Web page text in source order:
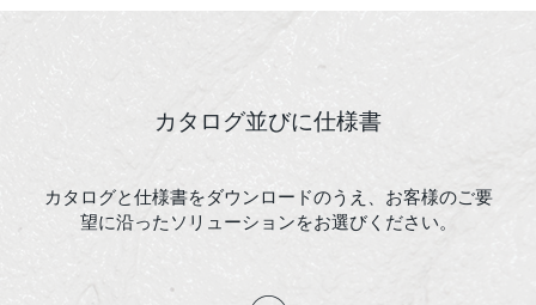
カタログ並びに仕様書
カタログと仕様書をダウンロードのうえ、お客様のご要
望に沿ったソリューションをお選びください。